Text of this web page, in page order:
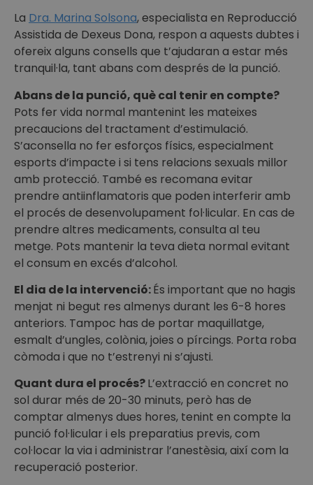
La Dra. Marina Solsona, especialista en Reproducció
Assistida de Dexeus Dona, respon a aquests dubtes i
ofereix alguns consells que t’ajudaran a estar més
tranquil·la, tant abans com després de la punció.
Abans de la punció, què cal tenir en compte?
Pots fer vida normal mantenint les mateixes
precaucions del tractament d’estimulació.
S’aconsella no fer esforços físics, especialment
esports d’impacte i si tens relacions sexuals millor
amb protecció. També es recomana evitar
prendre antiinflamatoris que poden interferir amb
el procés de desenvolupament fol·licular. En cas de
prendre altres medicaments, consulta al teu
metge. Pots mantenir la teva dieta normal evitant
el consum en excés d’alcohol.
El dia de la intervenció:És important que no hagis
menjat ni begut res almenys durant les 6-8 hores
anteriors. Tampoc has de portar maquillatge,
esmalt d’ungles, colònia, joies o pírcings. Porta roba
còmoda i que no t’estrenyi ni s’ajusti.
Quant dura el procés?L’extracció en concret no
sol durar més de 20-30 minuts, però has de
comptar almenys dues hores, tenint en compte la
punció fol·licular i els preparatius previs, com
col·locar la via i administrar l’anestèsia, així com la
recuperació posterior.